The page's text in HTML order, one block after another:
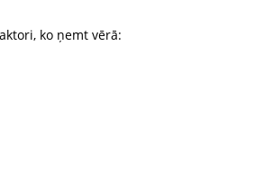
ko ņemt vērā: